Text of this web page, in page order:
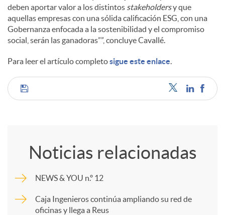
deben aportar valor a los distintos stakeholdersy que
aquellas empresas con una sólida calificación ESG, con una
Gobernanza enfocada a la sostenibilidad y el compromiso
social, serán las ganadoras””, concluye Cavallé.
Para leer el artículo completosigue este enlace
C
p
Noticias relacionadas
NEWS & YOU n.º 12
Caja Ingenieros continúa ampliando su red de
oficinas y llega a Reus